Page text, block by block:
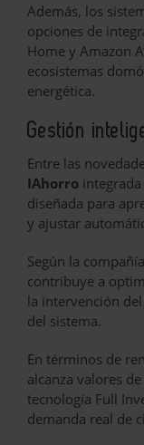
Además, los
opciones de
Home y Amazon
ecosistemas
energética.
Gestión
Entre las
IAhorro
diseñada para
y ajustar
Según la
contribuye a
la intervención
del sistema.
En términos de
alcanza valores de
tecnología Full
demanda real de